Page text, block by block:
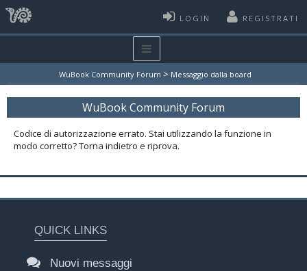
LOGIN REGISTRATI
WuBook Community Forum > Messaggio dalla board
WuBook Community Forum
Codice di autorizzazione errato. Stai utilizzando la funzione in
modo corretto? Torna indietro e riprova.
QUICK LINKS
Nuovi messaggi